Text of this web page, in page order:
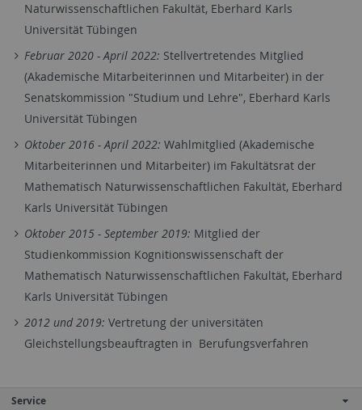
Naturwissenschaftlichen Fakultät, Eberhard Karls
Universität Tübingen
Februar 2020 - April 2022: Stellvertretendes Mitglied
(Akademische Mitarbeiterinnen und Mitarbeiter) in der
Senatskommission "Studium und Lehre", Eberhard Karls
Universität Tübingen
Oktober 2016 - April 2022: Wahlmitglied (Akademische
Mitarbeiterinnen und Mitarbeiter) im Fakultätsrat der
Mathematisch Naturwissenschaftlichen Fakultät, Eberhard
Karls Universität Tübingen
Oktober 2015 - September 2019: Mitglied der
Studienkommission Kognitionswissenschaft der
Mathematisch Naturwissenschaftlichen Fakultät, Eberhard
Karls Universität Tübingen
2012 und 2019: Vertretung der universitäten
Gleichstellungsbeauftragten in Berufungsverfahren
Service